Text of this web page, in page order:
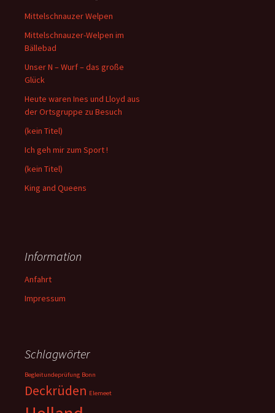
Mittelschnauzer Welpen
Mittelschnauzer-Welpen im
Bällebad
Unser N – Wurf – das große
Glück
Heute waren Ines und Lloyd aus
der Ortsgruppe zu Besuch
(kein Titel)
Ich geh mir zum Sport !
(kein Titel)
King and Queens
Information
Anfahrt
Impressum
Schlagwörter
Begleitundeprüfung Bonn
Deckrüden Elemeet